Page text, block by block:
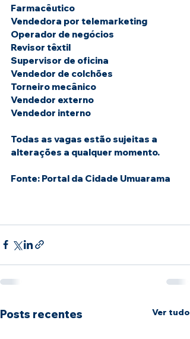
Farmacêutico
Vendedora por telemarketing
Operador de negócios
Revisor têxtil
Supervisor de oficina
Vendedor de colchões
Torneiro mecânico
Vendedor externo
Vendedor interno
Todas as vagas estão sujeitas a
alterações a qualquer momento.
Fonte: Portal da Cidade Umuarama
Posts recentes Ver tudo